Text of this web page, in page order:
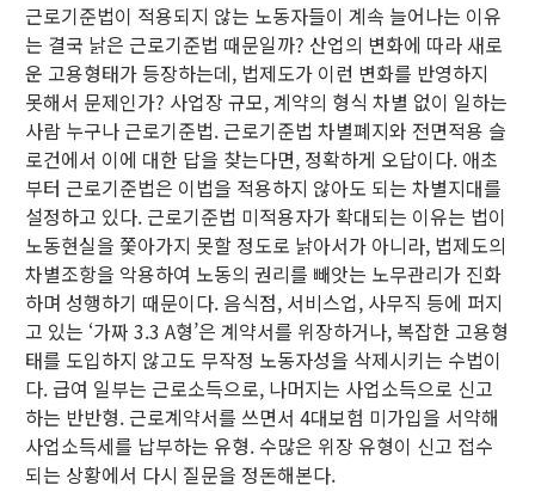
근로기준법이 적용되지 않는 노동자들이 계속 늘어나는 이유
는 결국 낡은 근로기준법 때문일까? 산업의 변화에 따라 새로
운 고용형태가 등장하는데, 법제도가 이런 변화를 반영하지
못해서 문제인가? 사업장 규모, 계약의 형식 차별 없이 일하는
사람 누구나 근로기준법. 근로기준법 차별폐지와 전면적용 슬
로건에서 이에 대한 답을 찾는다면, 정확하게 오답이다. 애초
부터 근로기준법은 이법을 적용하지 않아도 되는 차별지대를
설정하고 있다. 근로기준법 미적용자가 확대되는 이유는 법이
노동현실을 쫓아가지 못할 정도로 낡아서가 아니라, 법제도의
차별조항을 악용하여 노동의 권리를 빼앗는 노무관리가 진화
하며 성행하기 때문이다. 음식점, 서비스업, 사무직 등에 퍼지
고 있는 ‘가짜 3.3 A형’은 계약서를 위장하거나, 복잡한 고용형
태를 도입하지 않고도 무작정 노동자성을 삭제시키는 수법이
다. 급여 일부는 근로소득으로, 나머지는 사업소득으로 신고
하는 반반형. 근로계약서를 쓰면서 4대보험 미가입을 서약해
사업소득세를 납부하는 유형. 수많은 위장 유형이 신고 접수
되는 상황에서 다시 질문을 정돈해본다.